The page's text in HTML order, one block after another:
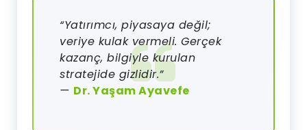
“Yatırımcı, piyasaya değil;
veriye kulak vermeli. Gerçek
kazanç, bilgiyle kurulan
stratejide gizlidir.”
— Dr. Yaşam Ayavefe